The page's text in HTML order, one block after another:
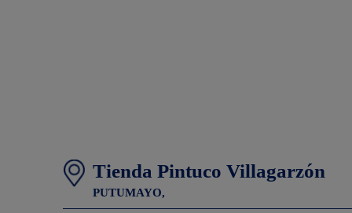
Tienda Pintuco Villagarzón
PUTUMAYO,